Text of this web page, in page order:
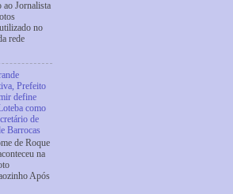
ao Jornalista
no
rede
Prefeito
define
como
de
Barrocas
de Roque
na
Após